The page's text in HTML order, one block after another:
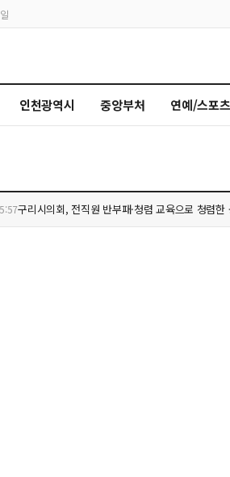
인천광역시 중앙부처 연예/스포츠
시정5기 철학 시민여상 가치 전직원 공유